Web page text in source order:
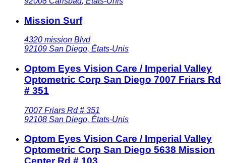
Mission Surf
4320 mission Blvd
92109 San Diego, États-Unis
Optom Eyes Vision Care / Imperial Valley
Optometric Corp San Diego 7007 Friars Rd
# 351
7007 Friars Rd # 351
92108 San Diego, États-Unis
Optom Eyes Vision Care / Imperial Valley
Optometric Corp San Diego 5638 Mission